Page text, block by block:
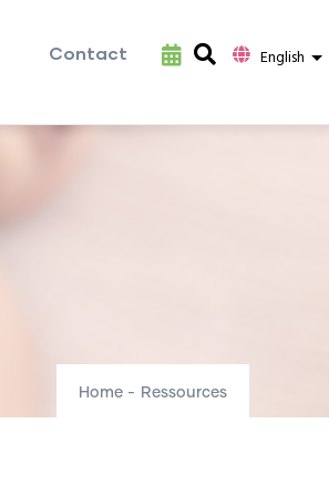
Contact English
Home - Ressources